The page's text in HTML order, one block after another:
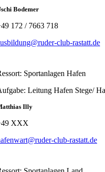
Bodemer
172 / 7663 718
club-rastatt.de
Sportanlagen Hafen
Leitung Hafen Stege/
Illy
XXX
club-rastatt.de